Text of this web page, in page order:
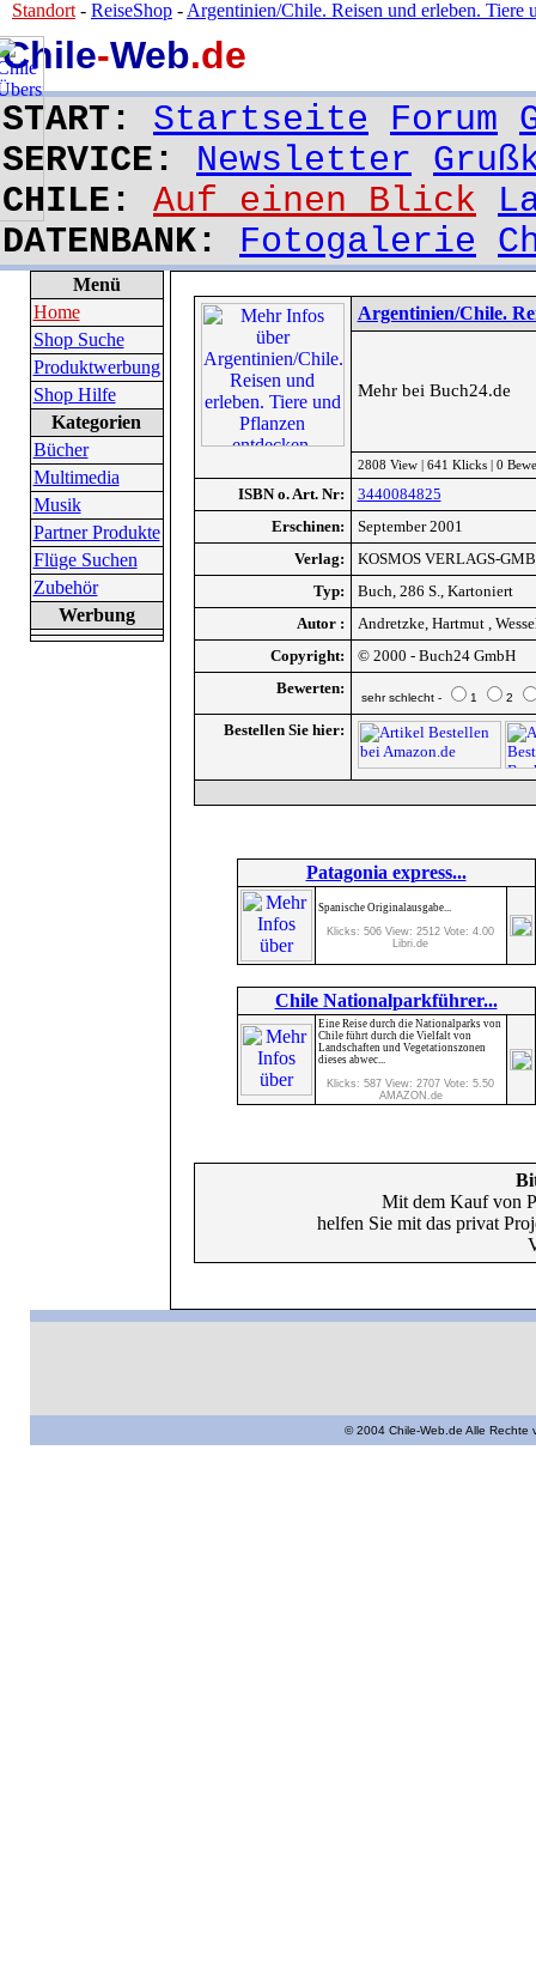
Chile-Web.de
START: Startseite Forum
SERVICE: Newsletter
CHILE: Auf einen Blick
DATENBANK: Fotogalerie
Standort - ReiseShop - Argentinien/Chile. Reisen und erleben. Tiere
Menü
Home
Shop Suche
Produktwerbung
Shop Hilfe
Kategorien
Bücher
Multimedia
Musik
Partner Produkte
Flüge Suchen
Zubehör
Werbung
Argentinien/Chile.
Mehr bei Buch24.de
2808 View | 641 Klicks | 0
ISBN o. Art. Nr:
3440084825
Erschinen:
September 2001
Verlag:
KOSMOS VERLAGS-
Typ:
Buch, 286 S., Kartoniert
Autor :
Andretzke, Hartmut ,
Copyright:
© 2000 - Buch24 GmbH
Bewerten:
sehr schlecht - 1 2
Bestellen Sie hier:
Patagonia express...
Spanische Originalausgabe...
Klicks: 506 View: 2512 Vote: 4.00
Libri.de
Chile Nationalparkführer...
Eine Reise durch die Nationalparks von
Chile führt durch die Vielfalt von
Landschaften und Vegetationszonen
dieses abwec...
Klicks: 587 View: 2707 Vote: 5.50
AMAZON.de
Mit dem Kauf von
helfen Sie mit das privat
© 2004 Chile-Web.de Alle Rechte